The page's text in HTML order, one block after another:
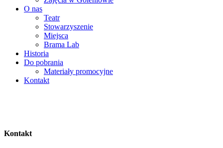
O nas
Teatr
Stowarzyszenie
Miejsca
Brama Lab
Historia
Do pobrania
Materiały promocyjne
Kontakt
Kontakt